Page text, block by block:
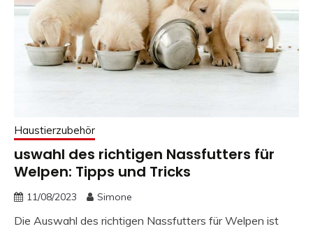
Haustierzubehör
uswahl des richtigen Nassfutters für
Welpen: Tipps und Tricks
11/08/2023 Simone
Die Auswahl des richtigen Nassfutters für Welpen ist